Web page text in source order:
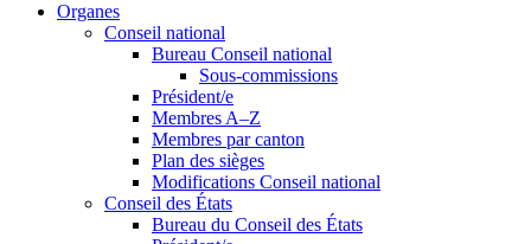
Organes
Conseil national
Bureau Conseil national
Sous-commissions
Président/e
Membres A–Z
Membres par canton
Plan des sièges
Modifications Conseil national
Conseil des États
Bureau du Conseil des États